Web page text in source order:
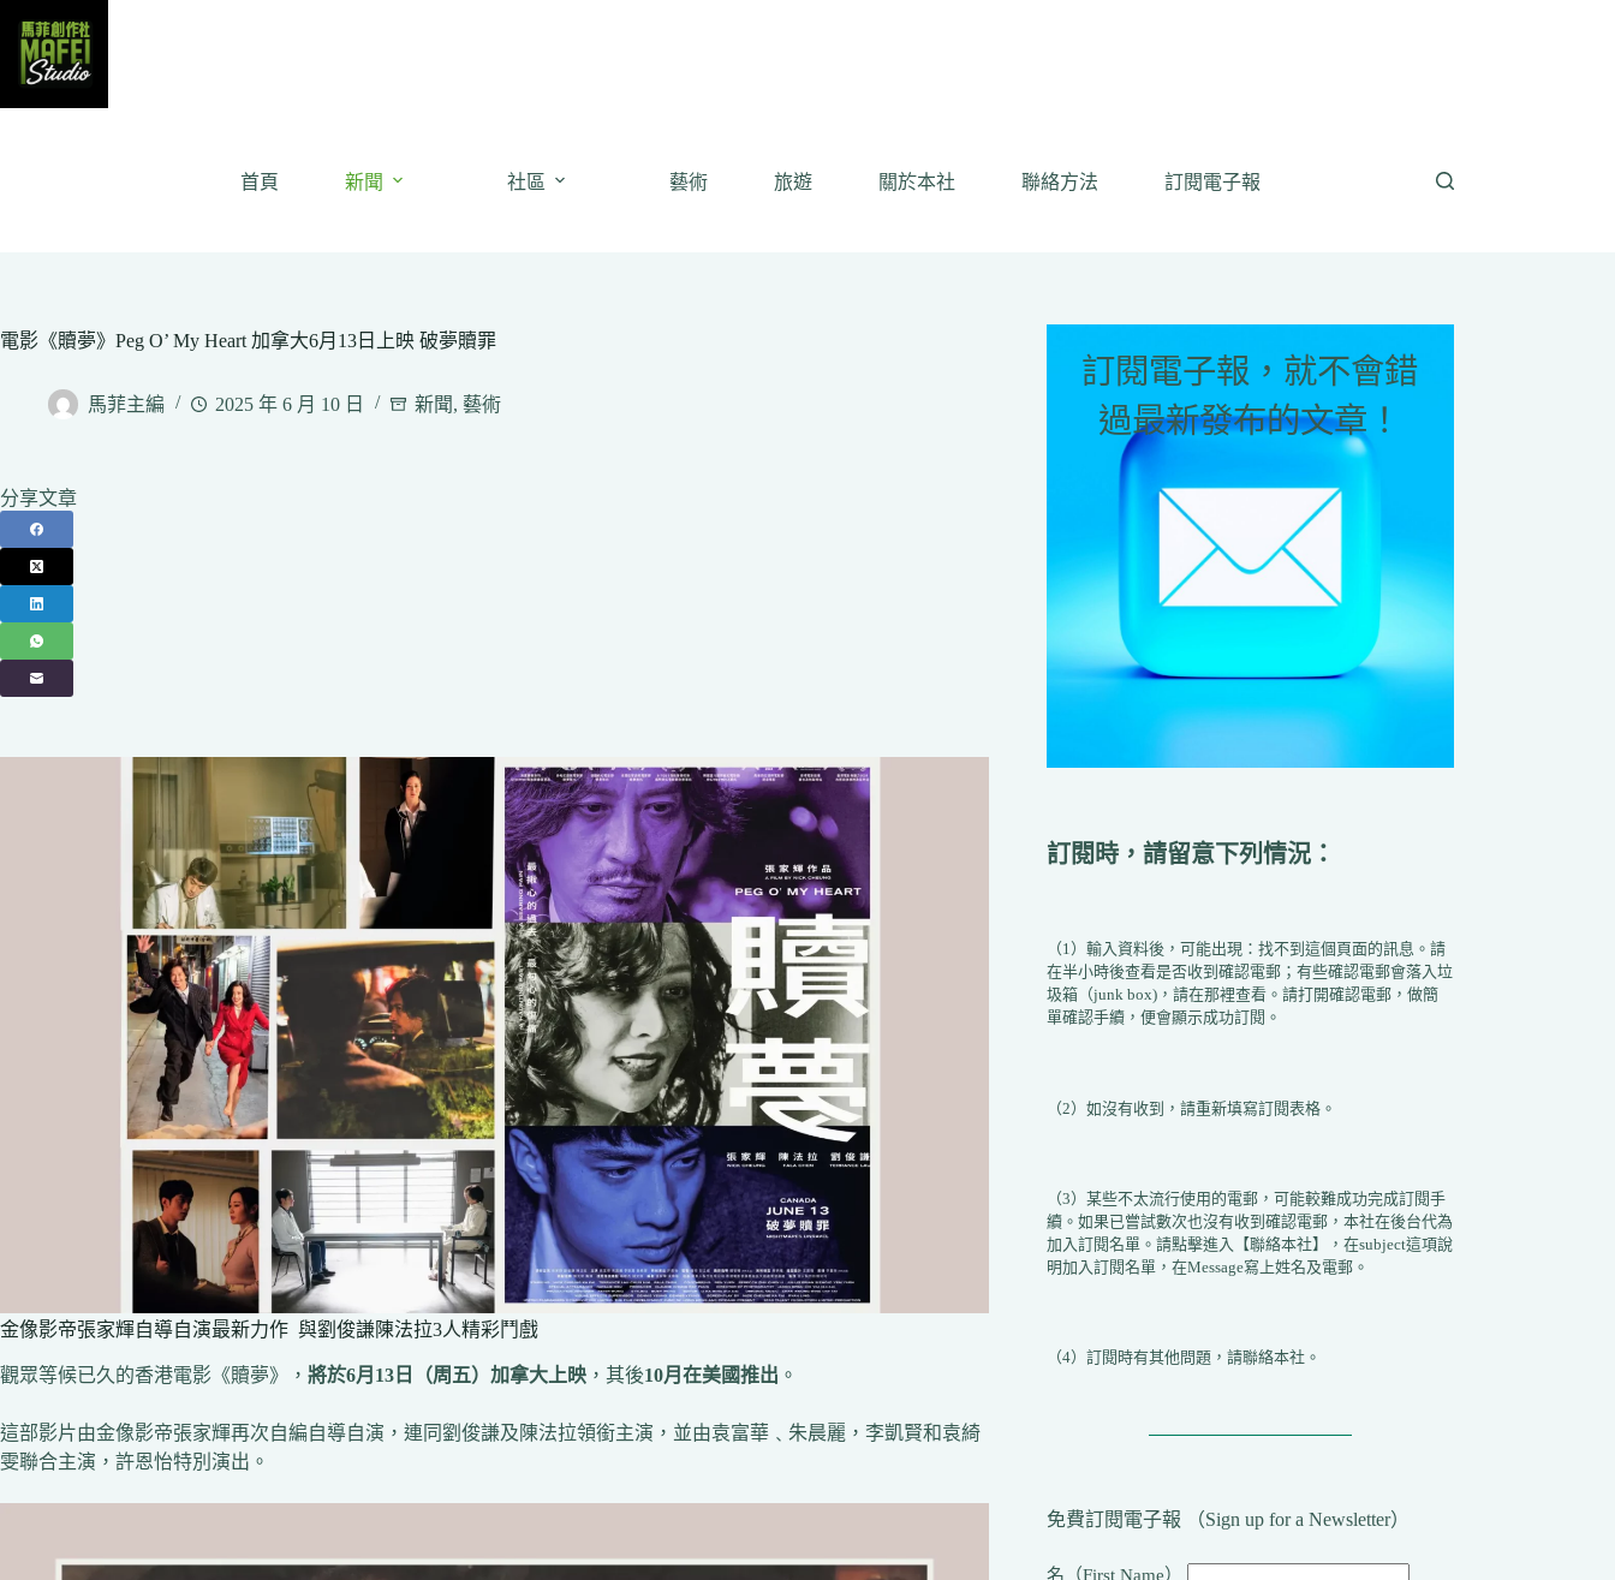
content
首頁 新聞 社區 藝術 旅遊 關於本社 聯絡方法 訂閱電子報
電影《贖夢》Peg O’ My Heart 加拿大6月13日上映 破夢贖罪
馬菲主編 2025 年 6 月 10 日 新聞, 藝術
分享文章
金像影帝張家輝自導自演最新力作 與劉俊謙陳法拉3人精彩鬥戲
觀眾等候已久的香港電影《贖夢》， 將於6月13日（周五）加拿大上映 ，其後10月在美國推出 。
這部影片由金像影帝張家輝再次自編自導自演，連同劉俊謙及陳法拉領銜主演，並由袁富華﹑朱晨麗，李凱賢和袁綺
雯聯合主演，許恩怡特別演出。
訂閱電子報，就不會錯
過最新發布的文章！
訂閱時，請留意下列情況：
（1）輸入資料後，可能出現：找不到這個頁面的訊息。請
在半小時後查看是否收到確認電郵；有些確認電郵會落入垃
圾箱（junk box)，請在那裡查看。請打開確認電郵，做簡
單確認手續，便會顯示成功訂閱。
（2）如沒有收到，請重新填寫訂閱表格。
（3）某些不太流行使用的電郵，可能較難成功完成訂閱手
續。如果已嘗試數次也沒有收到確認電郵，本社在後台代為
加入訂閱名單。請點擊進入【聯絡本社】，在subject這項說
明加入訂閱名單，在Message寫上姓名及電郵。
（4）訂閱時有其他問題，請聯絡本社。
免費訂閱電子報 （Sign up for a Newsletter）
名（First Name）